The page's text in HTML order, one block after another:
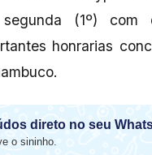
(1º)
honrarias
direto no seu
o sininho.